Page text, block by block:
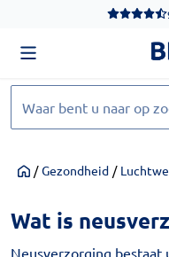
We werken momenteel
Home
/ Gezondheid /
Wat is
Neusverzorging